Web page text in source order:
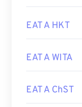
EAT A HKT
EAT A WITA
EAT A ChST